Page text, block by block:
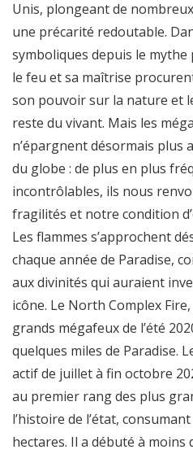
Unis, plongeant de
une précarité redoutable.
symboliques depuis le
le feu et sa maîtrise
son pouvoir sur la nature et
reste du vivant. Mais les
n’épargnent désormais plus
du globe : de plus en plus
incontrôlables, ils nous
fragilités et notre condition
Les flammes s’approchent
chaque année de Paradise,
aux divinités qui auraient
icône. Le North Complex Fire,
grands mégafeux de l’été
quelques miles de Paradise.
actif de juillet à fin octobre
au premier rang des plus
l’histoire de l’état,
hectares. Il a débuté à moins